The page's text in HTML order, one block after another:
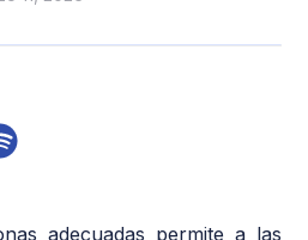
adecuadas permite a las